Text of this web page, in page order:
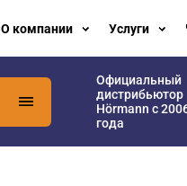
О компании Услуги
Официальный
дистрибьютор
Hörmann с
года